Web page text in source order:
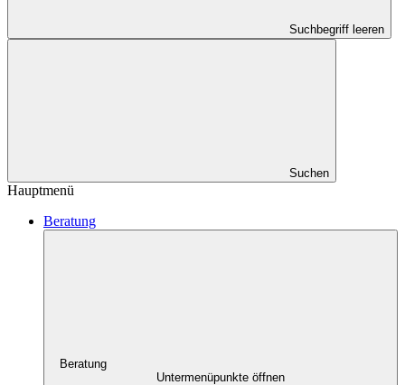
Suchbegriff leeren
Suchen
Hauptmenü
Beratung
Beratung
Untermenüpunkte öffnen